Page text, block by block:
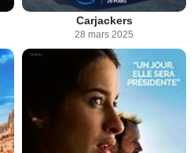
Carjackers
28 mars 2025